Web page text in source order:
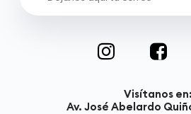
Visítanos en:
Av. José Abelardo